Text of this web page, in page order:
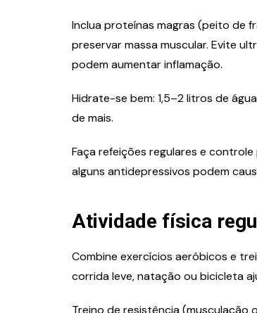
Inclua proteínas magras (peito de
preservar massa muscular. Evite
podem aumentar inflamação.
Hidrate-se bem: 1,5–2 litros de
de mais.
Faça refeições regulares e
alguns antidepressivos podem
Atividade física
Combine exercícios aeróbicos e
corrida leve, natação ou bicicleta